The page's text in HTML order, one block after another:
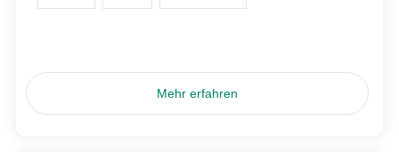
Mehr erfahren